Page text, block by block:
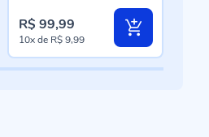
R$ 99,99
10xde R$ 9,99